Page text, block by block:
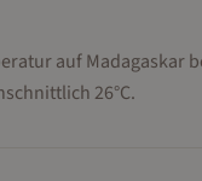
auf Madagaskar
26°C.